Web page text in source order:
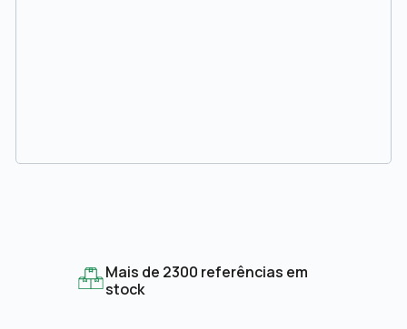
Mais de 2300 referências em
stock